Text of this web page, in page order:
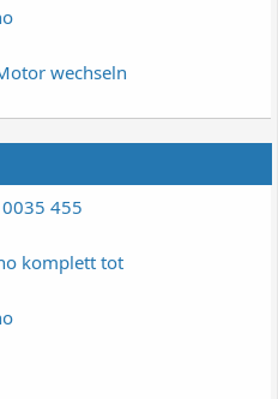
wechseln
0035 455
komplett tot